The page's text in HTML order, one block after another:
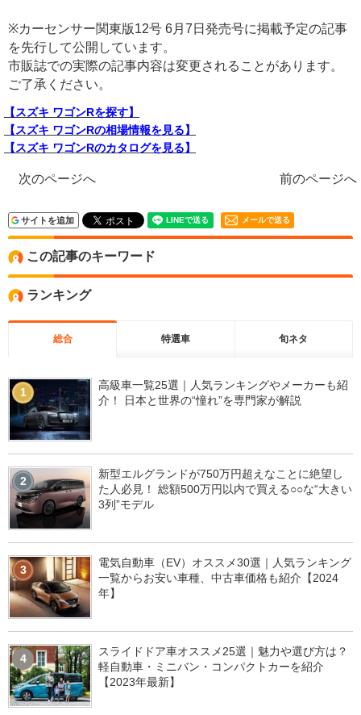
※カーセンサー関東版12号 6月7日発売号に掲載予定の記事
を先行して公開しています。
市販誌での実際の記事内容は変更されることがあります。
ご了承ください。
【スズキ ワゴンRを探す】
【スズキ ワゴンRの相場情報を見る】
【スズキ ワゴンRのカタログを見る】
次のページへ 前のページへ
サイトを追加 メールで送る
この記事のキーワード
ランキング
総合 特選車 旬ネタ
1
高級車一覧25選｜人気ランキングやメーカーも紹
介！ 日本と世界の“憧れ”を専門家が解説
2
新型エルグランドが750万円超えなことに絶望し
た人必見！ 総額500万円以内で買える○○な“大きい
3列”モデル
3
電気自動車（EV）オススメ30選｜人気ランキング
一覧からお安い車種、中古車価格も紹介【2024
年】
4
スライドドア車オススメ25選｜魅力や選び方は？
軽自動車・ミニバン・コンパクトカーを紹介
【2023年最新】